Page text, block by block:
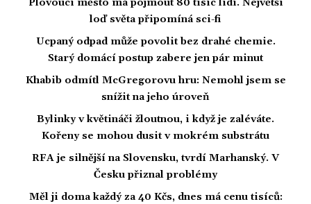
Plovoucí město má pojmout 80 tisíc lidí. Největší
loď světa připomíná sci-fi
Ucpaný odpad může povolit bez drahé chemie.
Starý domácí postup zabere jen pár minut
Khabib odmítl McGregorovu hru: Nemohl jsem se
snížit na jeho úroveň
Bylinky v květináči žloutnou, i když je zaléváte.
Kořeny se mohou dusit v mokrém substrátu
RFA je silnější na Slovensku, tvrdí Marhanský. V
Česku přiznal problémy
Měl ji doma každý za 40 Kčs, dnes má cenu tisíců: